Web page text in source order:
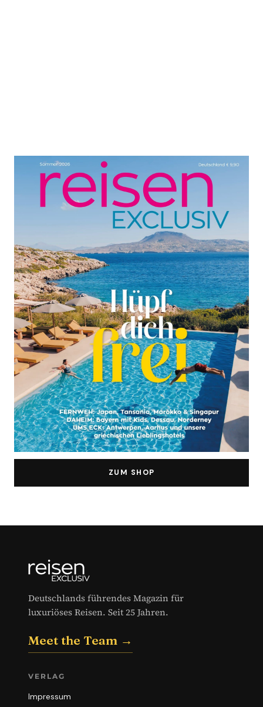
ZUM SHOP
Deutschlands führendes Magazin für
luxuriöses Reisen. Seit 25 Jahren.
Meet the Team →
VERLAG
Impressum